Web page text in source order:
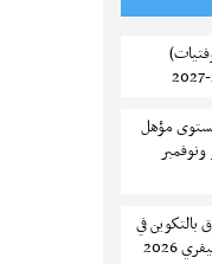
بسوسة :
للرياضة
مستوى مؤهل
بالتكوين في
2026